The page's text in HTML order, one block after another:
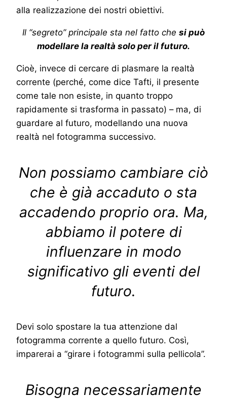
alla realizzazione dei nostri obiettivi.
Il “segreto” principale sta nel fatto che si può
modellare la realtà solo per il futuro.
Cioè, invece di cercare di plasmare la realtà
corrente (perché, come dice Tafti, il presente
come tale non esiste, in quanto troppo
rapidamente si trasforma in passato) – ma, di
guardare al futuro, modellando una nuova
realtà nel fotogramma successivo.
Non possiamo cambiare ciò
che è già accaduto o sta
accadendo proprio ora. Ma,
abbiamo il potere di
influenzare in modo
significativo gli eventi del
futuro.
Devi solo spostare la tua attenzione dal
fotogramma corrente a quello futuro. Così,
imparerai a “girare i fotogrammi sulla pellicola”.
Bisogna necessariamente